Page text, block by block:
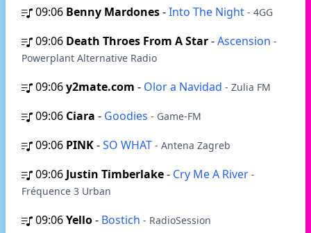
09:06 Benny Mardones-Into The Night - 4GG
09:06 Death Throes From A Star-Ascension -
Powerplant Alternative Radio
09:06y2mate.com - Olor a Navidad - Zulia FM
09:06 Ciara - Goodies - Game-FM
09:06 PINK-SO WHAT - Antena Zagreb
09:06 Justin Timberlake- Cry Me A River -
Fréquence 3 Urban
09:06Yello- Bostich - RadioSession